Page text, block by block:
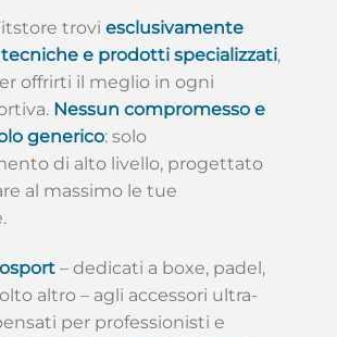
troviesclusivamente
e prodotti specializzati,
offrirti il meglio in ogni
Nessun compromesso e
generico: solo
di alto livello, progettato
al massimo le tue
– dedicati a boxe, padel,
altro – agli accessori ultra-
per professionisti e